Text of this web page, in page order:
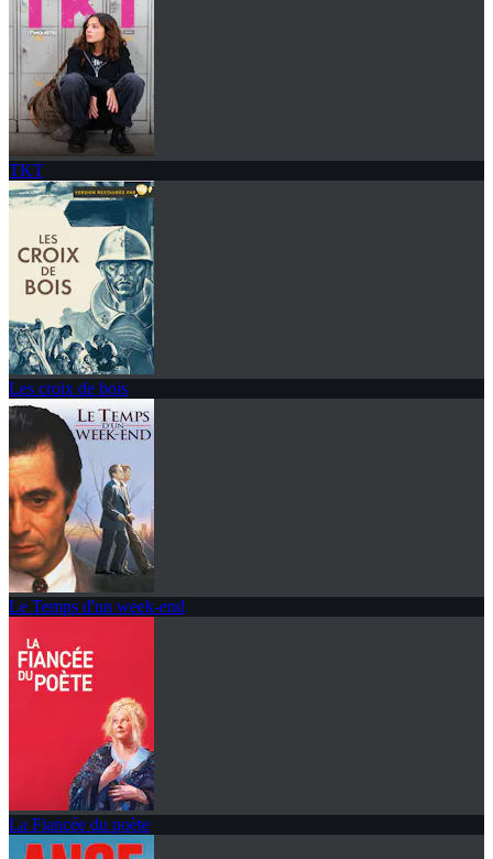
TKT
Les croix de bois
Le Temps d'un week-end
La Fiancée du poète